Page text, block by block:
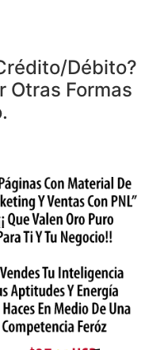
Débito?
Otras Formas